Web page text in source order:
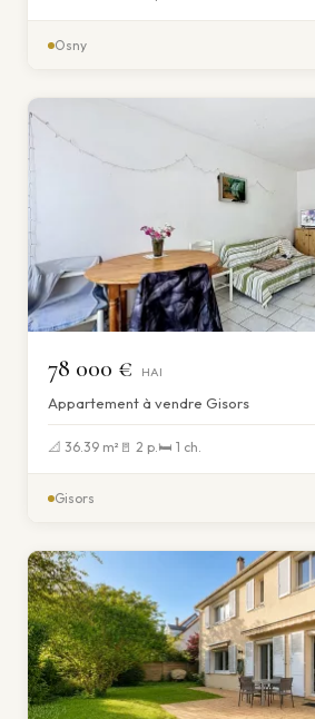
Osny
78 000 € HAI
Appartement à vendre Gisors
📐 36.39 m² 🚪 2 p.🛏 1 ch.
Gisors